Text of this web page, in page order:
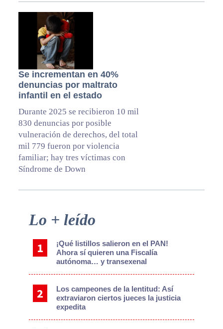
Se incrementan en 40%
denuncias por maltrato
infantil en el estado
Durante 2025 se recibieron 10 mil
830 denuncias por posible
vulneración de derechos, del total
mil 779 fueron por violencia
familiar; hay tres víctimas con
Síndrome de Down
Primary
Sidebar
Lo + leído
¡Qué listillos salieron en el PAN!
Ahora sí quieren una Fiscalía
autónoma… y transexenal
Los campeones de la lentitud: Así
extraviaron ciertos jueces la justicia
expedita